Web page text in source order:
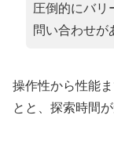
圧倒的にバリ
問い合わせが
操作性から性能
とと、探索時間